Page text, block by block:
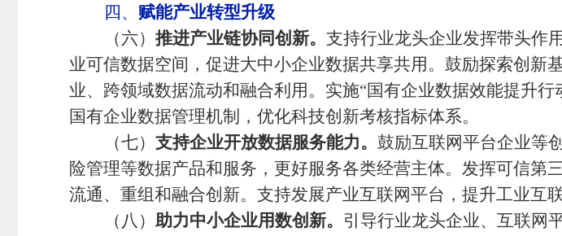
四、 赋能产业转型升级
（六） 推进产业链协同创新。 支持行业龙头企业发挥带头作
业可信数据空间，促进大中小企业数据共享共用。鼓励探索创
业、跨领域数据流动和融合利用。实施“国有企业数据效能提升
国有企业数据管理机制，优化科技创新考核指标体系。
（七） 支持企业开放数据服务能力。 鼓励互联网平台企业等
险管理等数据产品和服务，更好服务各类经营主体。发挥可信
流通、重组和融合创新。支持发展产业互联网平台，提升工业互
（八） 助力中小企业用数创新。 引导行业龙头企业、互联网